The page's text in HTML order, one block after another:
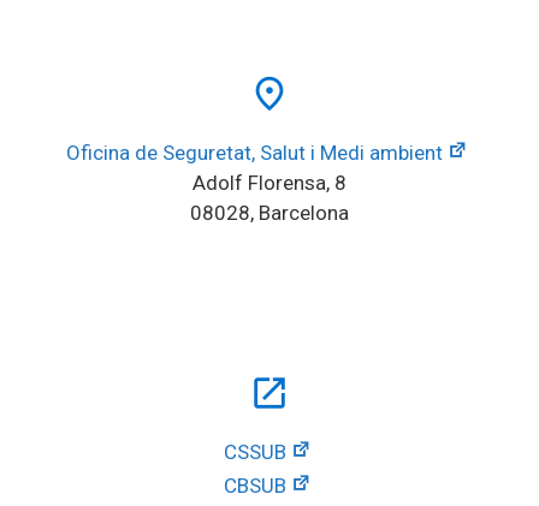
place
Oficina de Seguretat, Salut i Medi ambient
Adolf Florensa, 8
08028, Barcelona
open_in_new
CSSUB
CBSUB